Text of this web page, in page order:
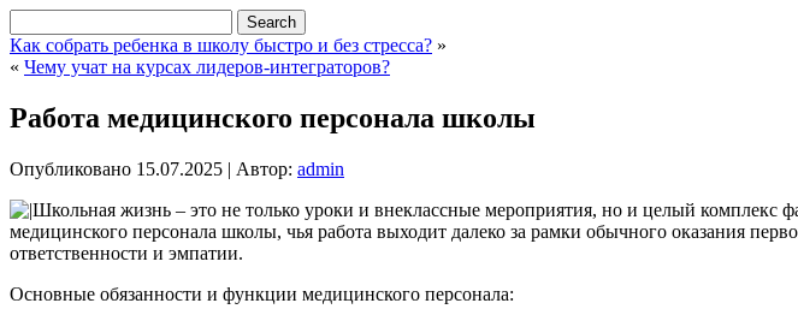
Как собрать ребенка в школу быстро и без стресса? »
« Чему учат на курсах лидеров-интеграторов?
Работа медицинского персонала школы
Опубликовано 15.07.2025 | Автор: admin
Школьная жизнь – это не только уроки и внеклассные мероприятия, но и целый комплекс
медицинского персонала школы, чья работа выходит далеко за рамки обычного оказания
ответственности и эмпатии.
Основные обязанности и функции медицинского персонала: